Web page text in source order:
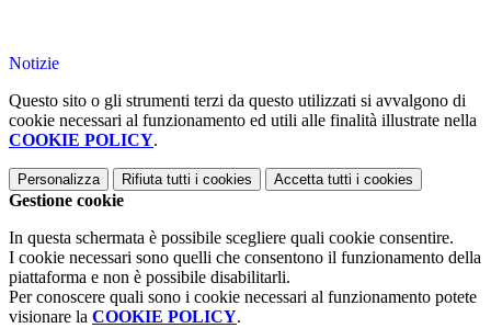
Notizie
Questo sito o gli strumenti terzi da questo utilizzati si avvalgono di
cookie necessari al funzionamento ed utili alle finalità illustrate nella
COOKIE POLICY.
Personalizza Rifiuta tutti i cookies Accetta tutti i cookies
Gestione cookie
In questa schermata è possibile scegliere quali cookie consentire.
I cookie necessari sono quelli che consentono il funzionamento della
piattaforma e non è possibile disabilitarli.
Per conoscere quali sono i cookie necessari al funzionamento potete
visionare la COOKIE POLICY.